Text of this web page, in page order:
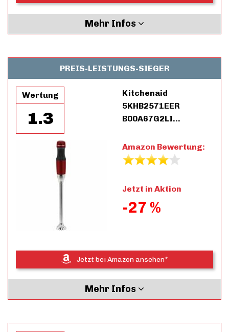
Mehr Infos
PREIS-LEISTUNGS-SIEGER
Wertung
1.3
Kitchenaid
5KHB2571EER
B00A67G2LI…
Amazon Bewertung:
Jetzt in Aktion
-27 %
Jetzt bei Amazon ansehen*
Mehr Infos